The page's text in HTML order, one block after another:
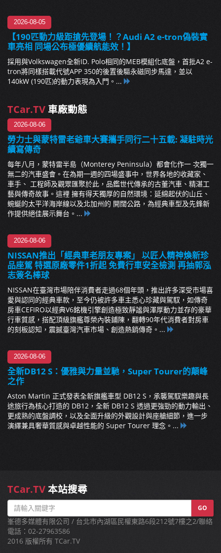
2026-08-05
【190匹動力級距搶先登場！？Audi A2 e-tron偽裝實
車亮相 同場公布極優續航能效！】
採用與Volkswagen全新ID. Polo相同的MEB模組化底盤，首批A2 e-
tron將同樣搭載代號APP 350的後置後驅永磁同步馬達，並以
140kW (190匹)的動力表現為入門。...
TCar.TV 車廠動態
2026-08-06
勞力士與蒙特雷老爺車大賽攜手同行二十五載: 凝駐時光
續寫傳奇
每年八月，蒙特雷半島（Monterey Peninsula）都會化作一 次獨一
無二的汽車盛會。在為期一週的四場盛事中，世界各地的收藏家、
車手、 工程師及觀眾匯聚於此，品鑑世代傳承的古董汽車、精湛工
藝與傳奇故事。這裡 擁有得天獨厚的自然環境：延綿起伏的山丘、
蜿蜒的太平洋海岸線以及北加州的 開闊公路，為經典車型及先鋒新
作提供絕佳展示舞台。...
2026-08-06
NISSAN推出「經典車老朋友專案」 以匠人精神煥新珍
品座駕 特選原廠零件1折起 免費行車安全檢測 再抽郭泓
志簽名棒球
NISSAN在臺灣市場陪伴消費者走過68個年頭，推出許多深受市場喜
愛與認同的經典車款，至今仍被許多車主悉心珍藏與駕馭，如傳奇
房車CEFIRO以經典V6銘機引擎創造極致靜謐與渾厚動力並存的豪華
行車質感，搭配頂級旗艦尊榮內裝鋪陳，翻轉90年代消費者對房車
的刻板認知，震撼臺灣汽車市場、創造熱銷傳奇。...
2026-08-06
全新DB12 S：優雅與力量並馳，Super Tourer的顛峰
之作
Aston Martin 正式發表全新旗艦車型 DB12 S，承襲駕馭樂趣與長
途旅行為核心打造的 DB12，全新 DB12 S 透過更強勁的動力輸出、
更成熟的底盤調校，以及全面升級的外觀設計與座艙細節，進一步
演繹兼具奢華質感與卓越性能的 Super Tourer 理念。...
TCar.TV本站搜尋
GO
峯德多媒體有限公司 / 台北市內湖區民權東路6段212號7樓之2/聯絡
電話：02-27963586
2016 版權所有 TCar.TV